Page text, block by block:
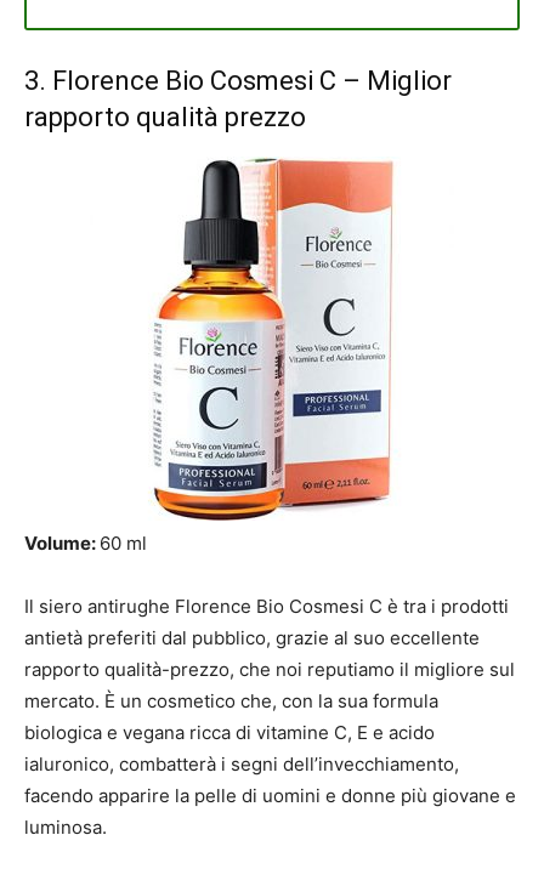
3. Florence Bio Cosmesi C – Miglior
rapporto qualità prezzo
Volume: 60 ml
Il siero antirughe Florence Bio Cosmesi C è tra i prodotti
antietà preferiti dal pubblico, grazie al suo eccellente
rapporto qualità-prezzo, che noi reputiamo il migliore sul
mercato. È un cosmetico che, con la sua formula
biologica e vegana ricca di vitamine C, E e acido
ialuronico, combatterà i segni dell’invecchiamento,
facendo apparire la pelle di uomini e donne più giovane e
luminosa.